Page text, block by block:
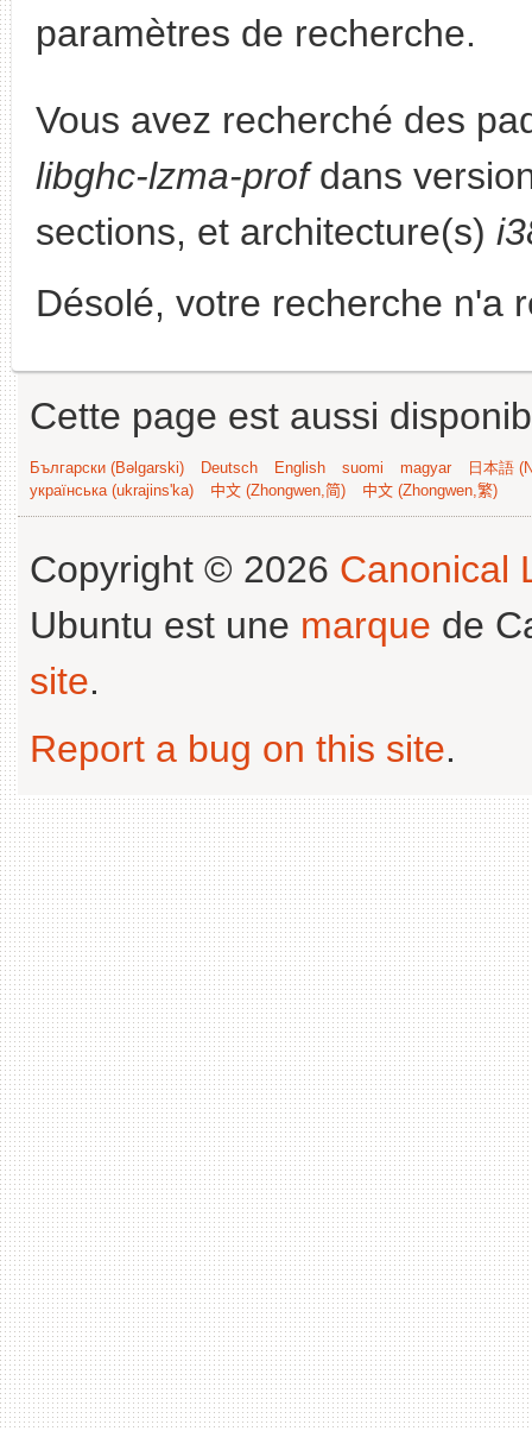
paramètres de recherche.
Vous avez recherché des
libghc-lzma-profdans
sections, et architecture(s)
Désolé, votre recherche n'a
Cette page est aussi
Български (Bəlgarski) Deutsch English suomi magyar
日本語
українська (ukrajins'ka)
中文 (Zhongwen,简) 中文 (Zhongwen,繁)
Copyright © 2026 Canonical
Ubuntu est une marque de
site.
Report a bug on this site.